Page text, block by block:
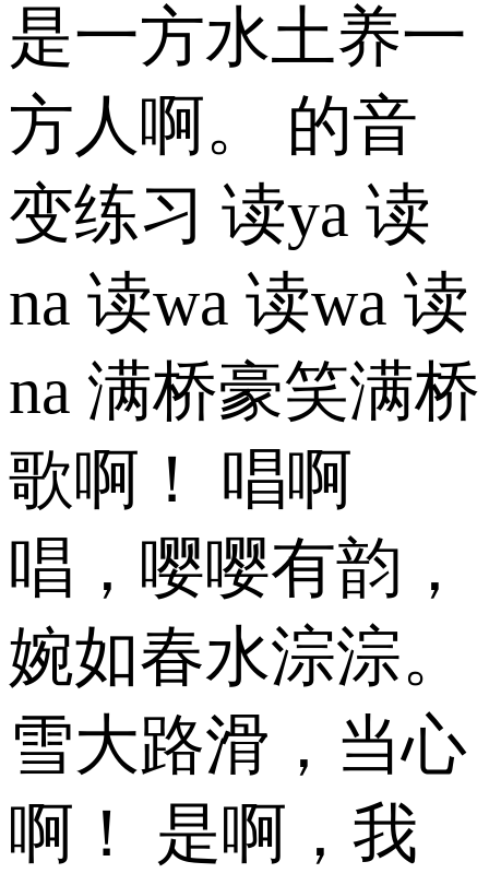
是一方水土养一
方人啊。 的音
变练习 读ya 读
na 读wa 读wa 读
na 满桥豪笑满桥
歌啊！ 唱啊
唱，嘤嘤有韵，
婉如春水淙淙。
雪大路滑，当心
啊！ 是啊，我